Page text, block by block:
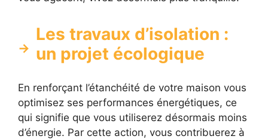
Les travaux d’isolation :
un projet écologique
En renforçant l’étanchéité de votre maison vous
optimisez ses performances énergétiques, ce
qui signifie que vous utiliserez désormais moins
d’énergie. Par cette action, vous contribuerez à